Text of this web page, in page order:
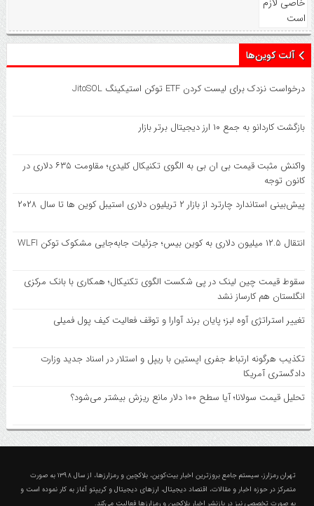
آلت کوین‌ها
درخواست نزدک برای لیست کردن ETF توکن استیکینگ JitoSOL
بازگشت کاردانو به جمع ۱۰ ارز دیجیتال برتر بازار
واکنش مثبت قیمت بی ان بی به الگوی تکنیکال کلیدی؛ مقاومت ۶۳۵ دلاری در
کانون توجه
پیش‌بینی استاندارد چارترد از بازار ۲ تریلیون دلاری استیبل کوین‌ ها تا سال ۲۰۲۸
انتقال ۱۲.۵ میلیون دلاری به کوین بیس؛ جزئیات جابه‌جایی مشکوک توکن WLFI
سقوط قیمت چین لینک در پی شکست الگوی تکنیکال؛ همکاری با بانک مرکزی
انگلستان هم کارساز نشد
تغییر استراتژی آوه لبز؛ پایان برند آوارا و توقف فعالیت کیف پول فمیلی
تکذیب هرگونه ارتباط جفری اپستین با ریپل و استلار در اسناد جدید وزارت
دادگستری آمریکا
تحلیل قیمت سولانا؛ آیا سطح ۱۰۰ دلار مانع ریزش بیشتر می‌شود؟
تهران رمزارز، سیستم جامع بروزترین اخبار بیت‌کوین، بلاکچین و رمزارزها، از سال ۱۳۹۸ به صورت
متمرکز در حوزه اخبار و مقالات، اقتصاد دیجیتال، ارزهای‌ دیجیتال و کریپتو آغاز به کار نموده است و
به صورت تخصصی نیز در بازنشر اخبار بلاکچین و رمزارزها فعالیت می‌کند.